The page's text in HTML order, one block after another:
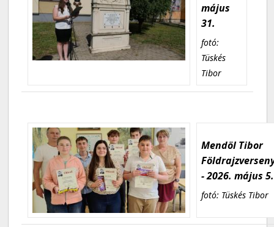
május
31.
fotó:
Tüskés
Tibor
Mendöl Tibor
- 2026. május 5.
fotó: Tüskés Tibor